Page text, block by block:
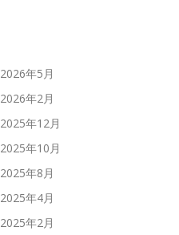
2026年5月
2026年2月
2025年12月
2025年10月
2025年8月
2025年4月
2025年2月